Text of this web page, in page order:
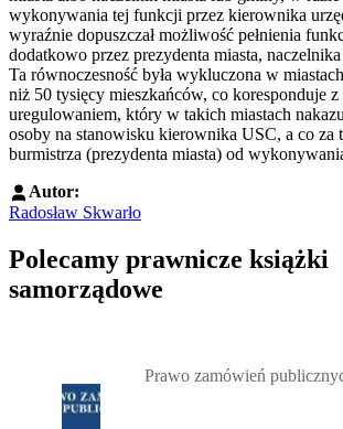
wykonywania tej funkcji przez kierownika
wyraźnie dopuszczał możliwość pełnienia
dodatkowo przez prezydenta miasta,
Ta równoczesność była wykluczona w
niż 50 tysięcy mieszkańców, co koresponduje
uregulowaniem, który w takich miastach
osoby na stanowisku kierownika USC, a co za
burmistrza (prezydenta miasta) od
Autor:
Radosław Skwarło
Polecamy prawnicze książki
samorządowe
Prawo zamówień